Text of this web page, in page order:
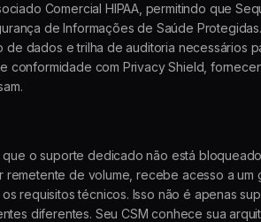
Comercial HIPAA, permitindo que
de Informações de Saúde
dados e trilha de auditoria necessários
conformidade com Privacy Shield,
o suporte dedicado não está
remetente de volume, recebe acesso a
requisitos técnicos. Isso não é apenas
diferentes. Seu CSM conhece sua